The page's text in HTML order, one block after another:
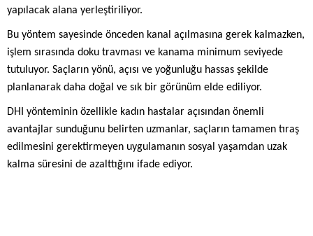
yapılacak alana yerleştiriliyor.
Bu yöntem sayesinde önceden kanal açılmasına gerek kalmazken,
işlem sırasında doku travması ve kanama minimum seviyede
tutuluyor. Saçların yönü, açısı ve yoğunluğu hassas şekilde
planlanarak daha doğal ve sık bir görünüm elde ediliyor.
DHI yönteminin özellikle kadın hastalar açısından önemli
avantajlar sunduğunu belirten uzmanlar, saçların tamamen tıraş
edilmesini gerektirmeyen uygulamanın sosyal yaşamdan uzak
kalma süresini de azalttığını ifade ediyor.